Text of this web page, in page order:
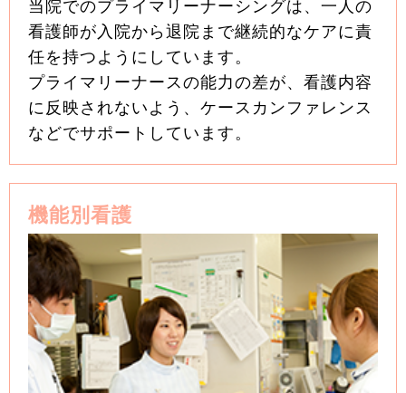
当院でのプライマリーナーシングは、一人の
看護師が入院から退院まで継続的なケアに責
任を持つようにしています。
プライマリーナースの能力の差が、看護内容
に反映されないよう、ケースカンファレンス
などでサポートしています。
機能別看護